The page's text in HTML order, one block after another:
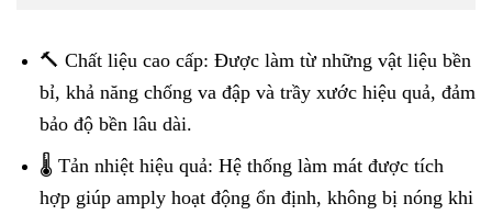
🔨 Chất liệu cao cấp: Được làm từ những vật liệu bền
bỉ, khả năng chống va đập và trầy xước hiệu quả, đảm
bảo độ bền lâu dài.
🌡️ Tản nhiệt hiệu quả: Hệ thống làm mát được tích
hợp giúp amply hoạt động ổn định, không bị nóng khi